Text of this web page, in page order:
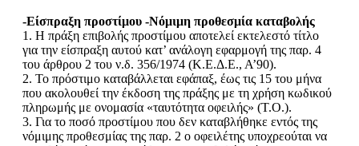
-Είσπραξη προστίμου -Νόμιμη προθεσμία καταβολής
1. Η πράξη επιβολής προστίμου αποτελεί εκτελεστό τίτλο
για την είσπραξη αυτού κατ’ ανάλογη εφαρμογή της παρ. 4
του άρθρου 2 του ν.δ. 356/1974 (Κ.Ε.Δ.Ε., Α’90).
2. Το πρόστιμο καταβάλλεται εφάπαξ, έως τις 15 του μήνα
που ακολουθεί την έκδοση της πράξης με τη χρήση κωδικού
πληρωμής με ονομασία «ταυτότητα οφειλής» (Τ.Ο.).
3. Για το ποσό προστίμου που δεν καταβλήθηκε εντός της
νόμιμης προθεσμίας της παρ. 2 ο οφειλέτης υποχρεούται να